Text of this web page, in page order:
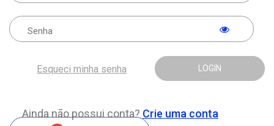
LOGIN
Esqueci minha senha
Ainda não possui conta? Crie uma conta